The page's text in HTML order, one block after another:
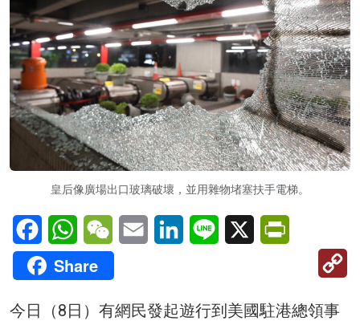
皇后像廣場出口玻璃破壞，並用雜物堵塞扶手電梯。
FacebookWhatsAppWeChatEmail LinkedInLine X
Share
今日（8日）有網民發起遊行到美國駐港總領事